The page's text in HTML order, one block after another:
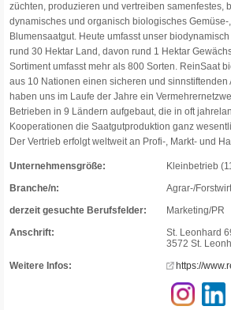
züchten, produzieren und vertreiben samenfestes,
dynamisches und organisch biologisches Gemüse-
Blumensaatgut. Heute umfasst unser
rund 30 Hektar Land, davon rund 1 Hektar
Sortiment umfasst mehr als 800 Sorten. ReinSaat
aus 10 Nationen einen sicheren und sinnstiftenden
haben uns im Laufe der Jahre ein
Betrieben in 9 Ländern aufgebaut, die in oft
Kooperationen die Saatgutproduktion ganz
Der Vertrieb erfolgt weltweit an Profi-, Markt- und
Unternehmensgröße:
Kleinbetrieb
Branche/n:
Agrar-/
derzeit gesuchte Berufsfelder:
Marketing/PR
Anschrift:
St. Leonhard
3572 St.
Weitere Infos:
https://